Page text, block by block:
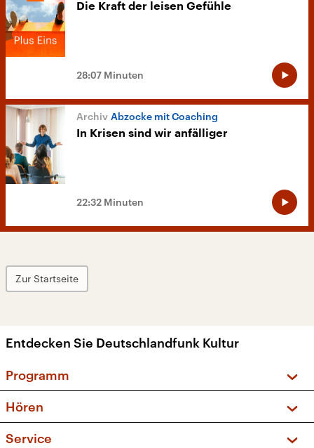
Die Kraft der leisen Gefühle
28:07 Minuten
Abzocke mit Coaching
In Krisen sind wir anfälliger
22:32 Minuten
Zur Startseite
Entdecken Sie Deutschlandfunk Kultur
Programm
Sendungen und Podcasts
Hören
Service